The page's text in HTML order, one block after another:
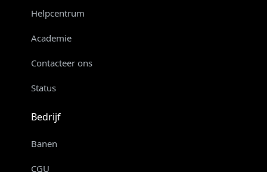
Helpcentrum
Academie
Contacteer ons
Status
Bedrijf
Banen
CGU